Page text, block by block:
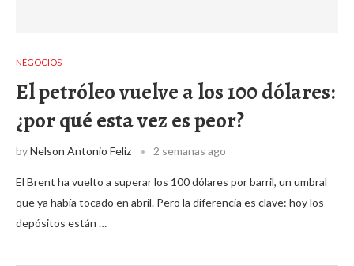
NEGOCIOS
El petróleo vuelve a los 100 dólares:
¿por qué esta vez es peor?
byNelson Antonio Feliz 2 semanas ago
El Brent ha vuelto a superar los 100 dólares por barril, un umbral
que ya había tocado en abril. Pero la diferencia es clave: hoy los
depósitos están …